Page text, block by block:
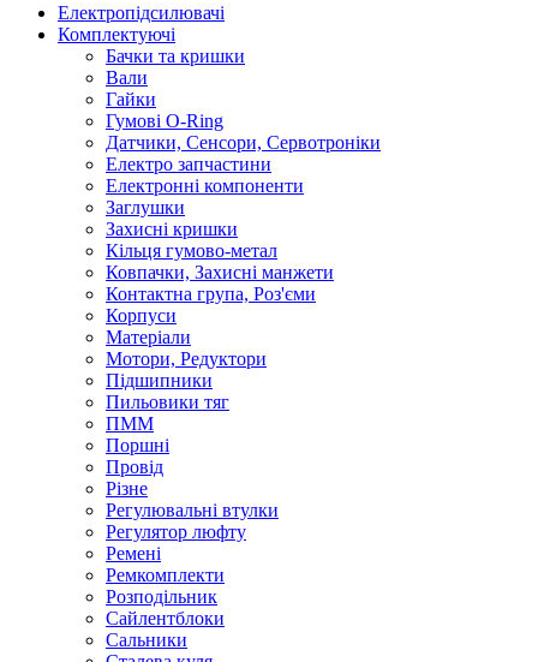
Електропідсилювачі
Комплектуючі
Бачки та кришки
Вали
Гайки
Гумові O-Ring
Датчики, Сенсори, Сервотроніки
Електро запчастини
Електронні компоненти
Заглушки
Захисні кришки
Кільця гумово-метал
Ковпачки, Захисні манжети
Контактна група, Роз'єми
Корпуси
Матеріали
Мотори, Редуктори
Підшипники
Пильовики тяг
ПММ
Поршні
Провід
Різне
Регулювальні втулки
Регулятор люфту
Ремені
Ремкомплекти
Розподільник
Сайлентблоки
Сальники